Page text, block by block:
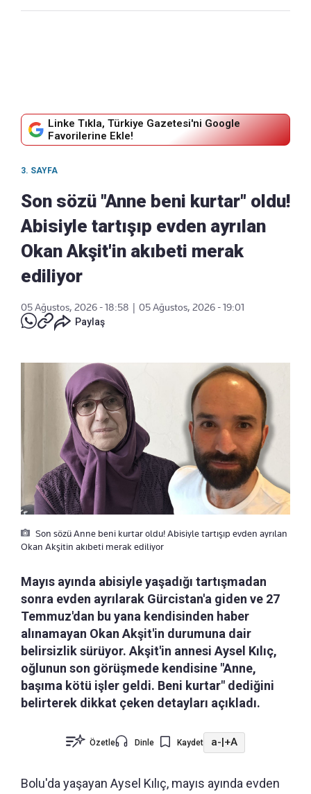
Linke Tıkla, Türkiye Gazetesi'ni Google
Favorilerine Ekle!
3. SAYFA
Son sözü "Anne beni kurtar" oldu!
Abisiyle tartışıp evden ayrılan
Okan Akşit'in akıbeti merak
ediliyor
05 Ağustos, 2026 - 18:58
05 Ağustos, 2026 - 19:01
Paylaş
Son sözü Anne beni kurtar oldu! Abisiyle tartışıp evden ayrılan
Okan Akşitin akıbeti merak ediliyor
Mayıs ayında abisiyle yaşadığı tartışmadan
sonra evden ayrılarak Gürcistan'a giden ve 27
Temmuz'dan bu yana kendisinden haber
alınamayan Okan Akşit'in durumuna dair
belirsizlik sürüyor. Akşit'in annesi Aysel Kılıç,
oğlunun son görüşmede kendisine "Anne,
başıma kötü işler geldi. Beni kurtar" dediğini
belirterek dikkat çeken detayları açıkladı.
Özetle Dinle Kaydet a-|+A
Bolu'da yaşayan Aysel Kılıç, mayıs ayında evden